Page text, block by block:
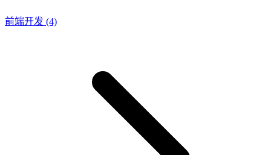
前端开发 (4)